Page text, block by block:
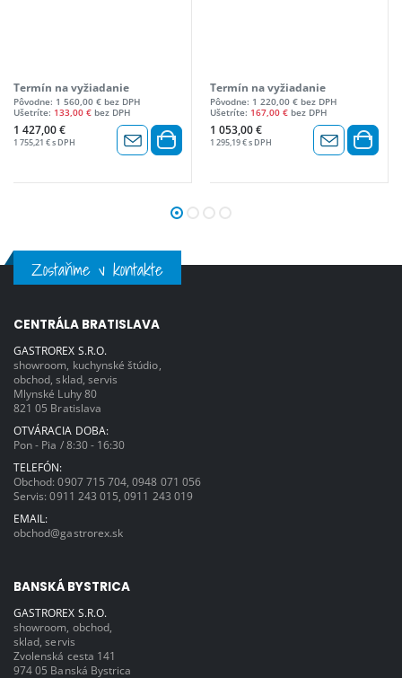
Termín na vyžiadanie
Pôvodne: 1 560,00 € bez DPH
Ušetríte: 133,00 € bez DPH
1 427,00 €
1 755,21 € s DPH
Termín na vyžiadanie
Pôvodne: 1 220,00 € bez DPH
Ušetríte: 167,00 € bez DPH
1 053,00 €
1 295,19 € s DPH
Zostaňme v kontakte
CENTRÁLA BRATISLAVA
GASTROREX S.R.O.
showroom, kuchynské štúdio,
obchod, sklad, servis
Mlynské Luhy 80
821 05 Bratislava
OTVÁRACIA DOBA:
Pon - Pia / 8:30 - 16:30
TELEFÓN:
Obchod:0907 715 704 ,0948 071 056
Servis:0911 243 015 ,0911 243 019
EMAIL:
obchod@gastrorex.sk
BANSKÁ BYSTRICA
GASTROREX S.R.O.
showroom, obchod,
sklad, servis
Zvolenská cesta 141
974 05 Banská Bystrica